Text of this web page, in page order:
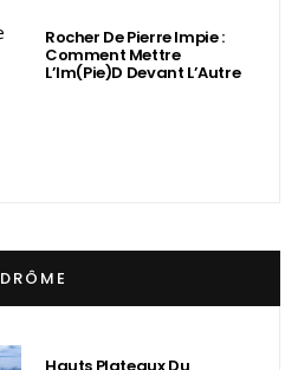
Rocher De Pierre Impie :
Comment Mettre
L’Im(Pie)d Devant L’Autre
DRÔME